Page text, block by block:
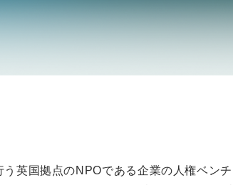
英国拠点のNPOである企業の人権ベン